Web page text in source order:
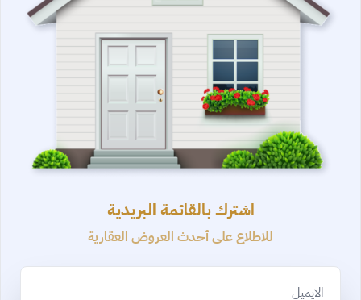
اشترك بالقائمة البريدية
للاطلاع على أحدث العروض العقارية